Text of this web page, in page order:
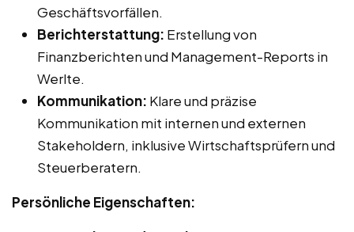
Geschäftsvorfällen.
Berichterstattung: Erstellung von
Finanzberichten und Management-Reports in
Werlte.
Kommunikation: Klare und präzise
Kommunikation mit internen und externen
Stakeholdern, inklusive Wirtschaftsprüfern und
Steuerberatern.
Persönliche Eigenschaften: